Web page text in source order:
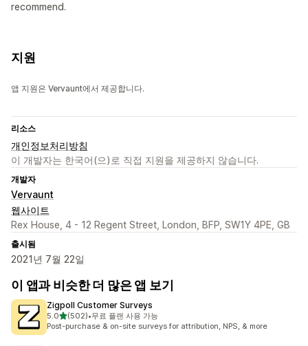
recommend.
지원
앱 지원은 Vervaunt에서 제공합니다.
리소스
개인정보처리방침
이 개발자는 한국어(으)로 직접 지원을 제공하지 않습니다.
개발자
Vervaunt
웹사이트
Rex House, 4 - 12 Regent Street, London, BFP, SW1Y 4PE, GB
출시됨
2021년 7월 22일
이 앱과 비슷한 더 많은 앱 보기
Zigpoll Customer Surveys
5.0별 5개 중
(502)
총 리뷰 502개
•무료 플랜 사용 가능
Post-purchase & on-site surveys for attribution, NPS, & more